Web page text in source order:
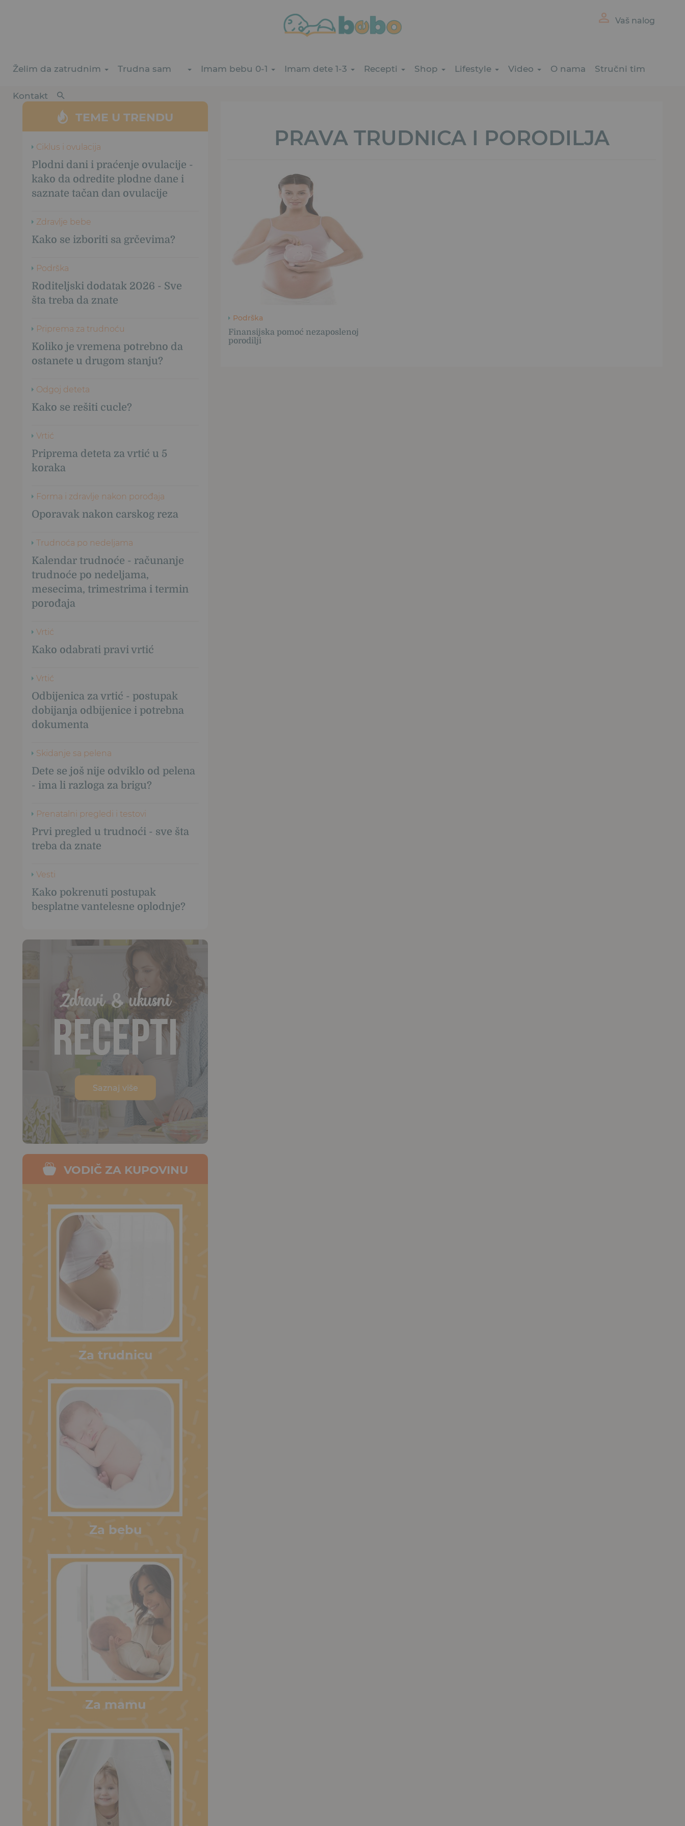
Vaš nalog
Želim da zatrudnim Trudna sam Imam bebu 0-1 Imam dete 1-3 Recepti Shop Lifestyle Video O nama Stručni tim
Kontakt
TEME U TRENDU
Ciklus i ovulacija
Plodni dani i praćenje ovulacije -
kako da odredite plodne dane i
saznate tačan dan ovulacije
Zdravlje bebe
Kako se izboriti sa grčevima?
Podrška
Roditeljski dodatak 2026 - Sve
šta treba da znate
Priprema za trudnoću
Koliko je vremena potrebno da
ostanete u drugom stanju?
Odgoj deteta
Kako se rešiti cucle?
Vrtić
Priprema deteta za vrtić u 5
koraka
Forma i zdravlje nakon porođaja
Oporavak nakon carskog reza
Trudnoća po nedeljama
Kalendar trudnoće - računanje
trudnoće po nedeljama,
mesecima, trimestrima i termin
porođaja
Vrtić
Kako odabrati pravi vrtić
Vrtić
Odbijenica za vrtić - postupak
dobijanja odbijenice i potrebna
dokumenta
Skidanje sa pelena
Dete se još nije odviklo od pelena
- ima li razloga za brigu?
Prenatalni pregledi i testovi
Prvi pregled u trudnoći - sve šta
treba da znate
Vesti
Kako pokrenuti postupak
besplatne vantelesne oplodnje?
Zdravi & ukusni
Recepti
Saznaj više
VODIČ ZA KUPOVINU
Za trudnicu
Za bebu
Za mamu
PRAVA TRUDNICA I PORODILJA
Podrška
Finansijska pomoć nezaposlenoj
porodilji